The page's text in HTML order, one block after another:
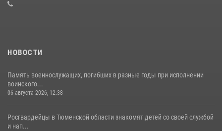
08 июля 2026, 09:38
НОВОСТИ
Память военнослужащих, погибших в разные годы при исполнении
воинского...
06 августа 2026, 12:38
Росгвардейцы в Тюменской области знакомят детей со своей службой
и нап...